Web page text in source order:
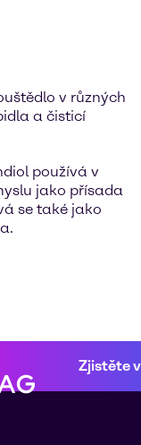
v různých
a čisticí
používá v
jako přísada
se také jako
Zjistěte